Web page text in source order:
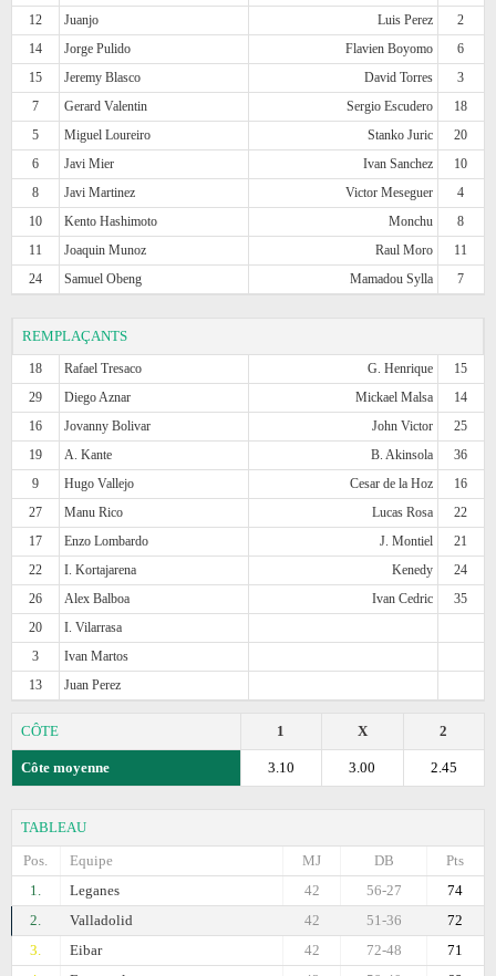
12
Juanjo Luis Perez
2
14
Jorge Pulido Flavien Boyomo
6
15
Jeremy Blasco David Torres
3
7
Gerard Valentin Sergio Escudero
18
5
Miguel Loureiro Stanko Juric
20
6
Javi Mier Ivan Sanchez
10
8
Javi Martinez Victor Meseguer
4
10
Kento Hashimoto Monchu
8
11
Joaquin Munoz Raul Moro
11
24
Samuel Obeng Mamadou Sylla 7
REMPLAÇANTS
18 Rafael Tresaco G. Henrique
15
29
Diego Aznar Mickael Malsa
14
16
Jovanny Bolivar John Victor
25
19
A. Kante B. Akinsola
36
9
Hugo Vallejo Cesar de la Hoz
16
27
Manu Rico Lucas Rosa
22
17
Enzo Lombardo J. Montiel
21
22
I. Kortajarena Kenedy
24
26
Alex Balboa Ivan Cedric
35
20
I. Vilarrasa
3
Ivan Martos
13
Juan Perez
CÔTE 2
X
1
Côte moyenne 2.45
3.00
3.10
TABLEAU
Pos.
Equipe Pts
DB
MJ
1.
Leganes 74
56-27
42
2.
Valladolid 72
51-36
42
3.
Eibar 71
72-48
42